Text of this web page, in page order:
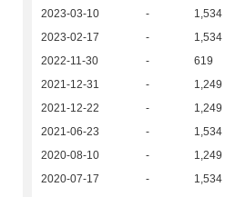
2023-03-10 - 1,534
2023-02-17
- 1,534
2022-11-30
- 619
2021-12-31
- 1,249
2021-12-22
- 1,249
2021-06-23
- 1,534
2020-08-10
- 1,249
2020-07-17
- 1,534